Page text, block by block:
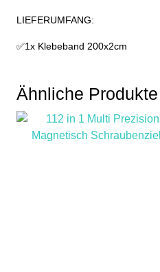
LIEFERUMFANG:
✅1x Klebeband 200x2cm
Ähnliche Produkte